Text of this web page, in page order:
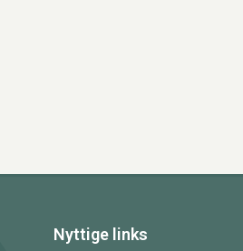
Nyttige links